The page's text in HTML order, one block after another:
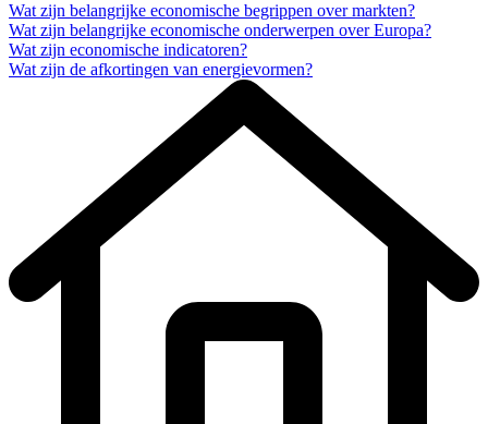
Wat zijn belangrijke economische begrippen over markten?
Wat zijn belangrijke economische onderwerpen over Europa?
Wat zijn economische indicatoren?
Wat zijn de afkortingen van energievormen?